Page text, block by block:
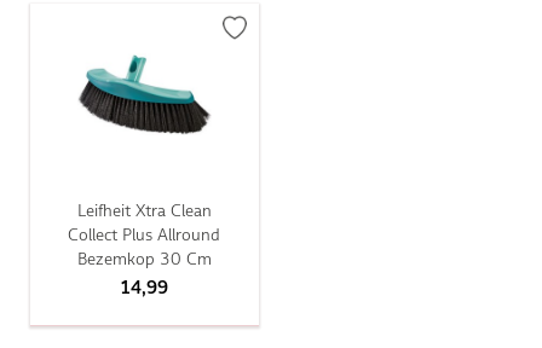
Leifheit Xtra Clean
Collect Plus Allround
Bezemkop 30 Cm
14,99